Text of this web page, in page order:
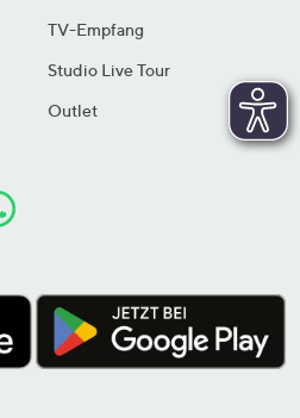
TV-Empfang
Studio Live Tour
Outlet